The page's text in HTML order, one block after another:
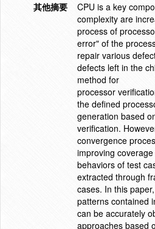
其他摘要
CPU is a key
complexity are
process of
error" of the
repair various
defects left in the
method for
processor
the defined
generation based
verification.
convergence
improving
behaviors of test
extracted through
cases. In this
patterns contained
can be accurately
approaches based